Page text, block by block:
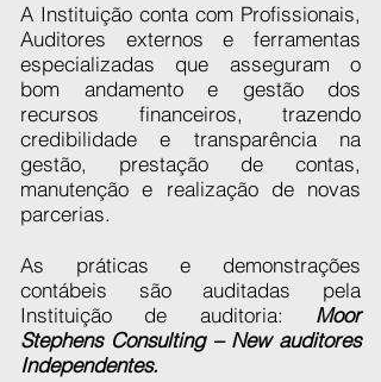
A Instituição conta com Profissionais,
Auditores externos e ferramentas
especializadas que asseguram o
bom andamento e gestão dos
recursos financeiros, trazendo
credibilidade e transparência na
gestão, prestação de contas,
manutenção e realização de novas
parcerias.
As práticas e demonstrações
contábeis são auditadas pela
Instituição de auditoria: Moor
Stephens Consulting – New auditores
Independentes.